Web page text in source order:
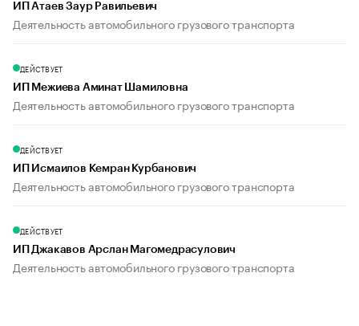
ИП Атаев Заур Равильевич
Деятельность автомобильного грузового транспорта
ДЕЙСТВУЕТ
ИП Межиева Аминат Шамиловна
Деятельность автомобильного грузового транспорта
ДЕЙСТВУЕТ
ИП Исмаилов Кемран Курбанович
Деятельность автомобильного грузового транспорта
ДЕЙСТВУЕТ
ИП Джакавов Арслан Магомедрасулович
Деятельность автомобильного грузового транспорта